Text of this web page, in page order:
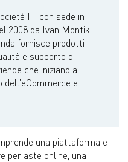
IT, con sede in
2008 da Ivan Montik.
fornisce prodotti
e supporto di
che iniziano a
dell'eCommerce e
una piattaforma e
per aste online, una